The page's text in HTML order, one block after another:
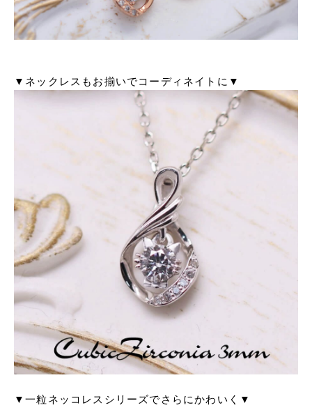
▼ネックレスもお揃いでコーディネイトに▼
▼一粒ネッコレスシリーズでさらにかわいく▼